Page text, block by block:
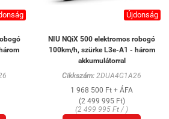
Újdonság
NIU NQiX 500 elektromos robogó
100km/h, szürke L3e-A1 - három
akkumulátorral
Cikkszám: 2DUA4G1A26
1 968 500 Ft + ÁFA
(2 499 995 Ft)
(2 499 995 Ft / )